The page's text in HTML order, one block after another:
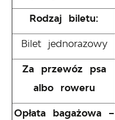
Rodzaj biletu:
Bilet jednorazowy
Za przewóz psa
albo roweru
Opłata bagażowa –